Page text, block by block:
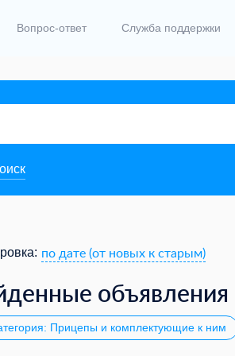
Вопрос-ответ Служба поддержки
по дате (от новых к старым)
объявления
Прицепы и комплектующие к ним